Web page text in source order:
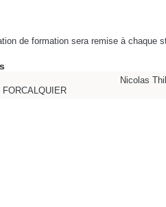
de formation sera remise à chaque
FORCALQUIER
Nicolas